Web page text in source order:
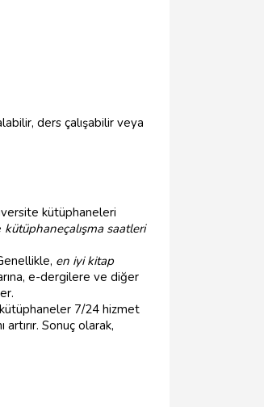
ders çalışabilir veya
kütüphaneleri
kütüphaneçalışma saatleri
en iyi kitap
e-dergilere ve diğer
7/24 hizmet
Sonuç olarak,